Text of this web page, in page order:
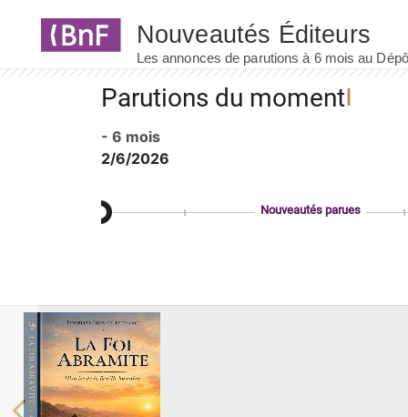
Parutions du moment
- 6 mois
2/6/2026
Nouveautés parues